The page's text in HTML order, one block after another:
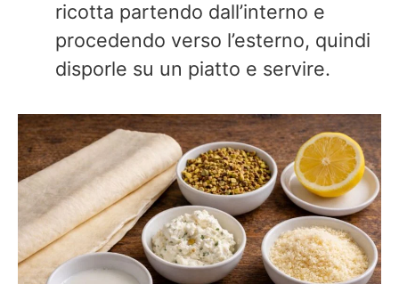
ricotta partendo dall’interno e
procedendo verso l’esterno, quindi
disporle su un piatto e servire.